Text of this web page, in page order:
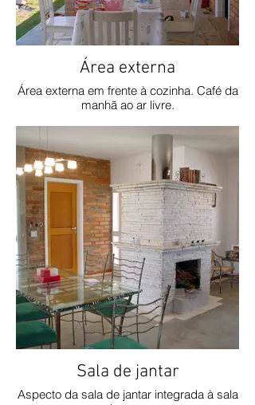
Área externa
Área externa em frente à cozinha. Café da
manhã ao ar livre.
Sala de jantar
Aspecto da sala de jantar integrada à sala